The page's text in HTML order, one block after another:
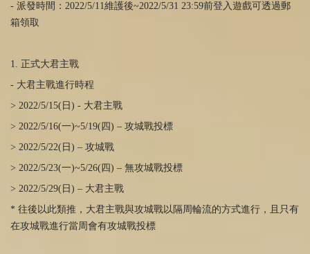
- 派發時間：2022/5/11維護後~2022/5/31 23:59前登入遊戲可透過郵
箱領取
1. 正式大君主戰
- 大君主戰進行時程
> 2022/5/15(日) - 大君主戰
> 2022/5/16(一)~5/19(四) – 攻城戰投標
> 2022/5/22(日) – 攻城戰
> 2022/5/23(一)~5/26(四) – 無攻城戰投標
> 2022/5/29(日) – 大君主戰
* 往後以此類推，大君主戰與攻城戰以隔周輪流的方式進行，且只有
在攻城戰進行當周會有攻城戰投標